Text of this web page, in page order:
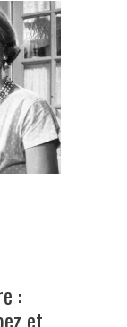
:
et